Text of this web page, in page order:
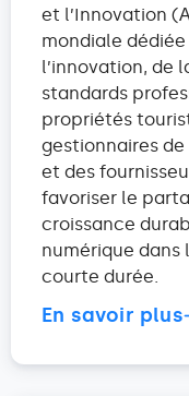
et l’Innovation
mondiale
l’innovation, de
standards
propriétés
gestionnaires
et des
favoriser le
croissance
numérique dans
courte durée.
En savoir plus